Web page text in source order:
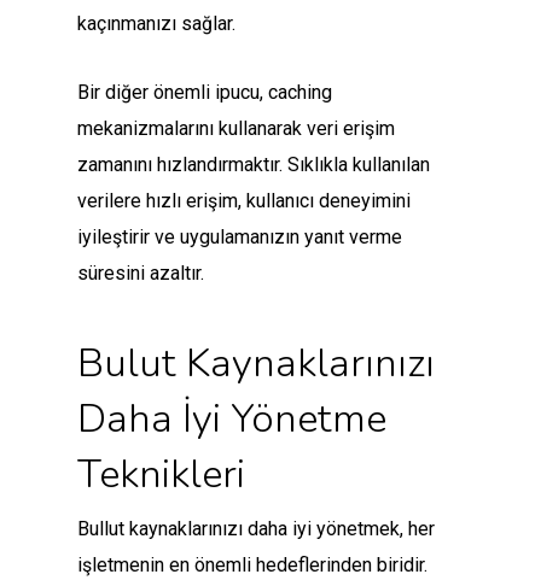
kaçınmanızı sağlar.
Bir diğer önemli ipucu, caching
mekanizmalarını kullanarak veri erişim
zamanını hızlandırmaktır. Sıklıkla kullanılan
verilere hızlı erişim, kullanıcı deneyimini
iyileştirir ve uygulamanızın yanıt verme
süresini azaltır.
Bulut Kaynaklarınızı
Daha İyi Yönetme
Teknikleri
Bullut kaynaklarınızı daha iyi yönetmek, her
işletmenin en önemli hedeflerinden biridir.